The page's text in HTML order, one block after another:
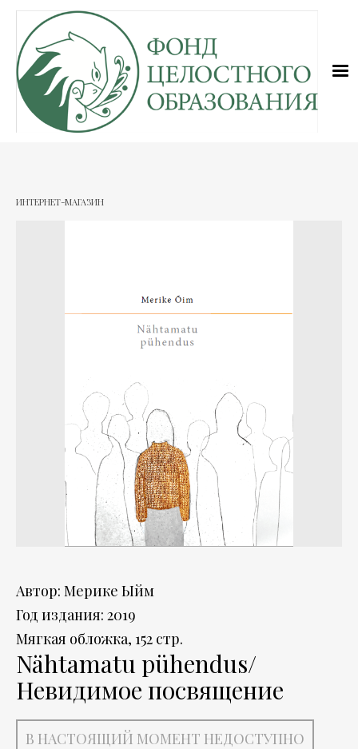
ИНТЕРНЕТ-МАГАЗИН
Автор: Мерике Ыйм
Год издания: 2019
Мягкая обложка, 152 стр.
Nähtamatu pühendus/
Невидимое посвящение
В НАСТОЯЩИЙ МОМЕНТ НЕДОСТУПНО